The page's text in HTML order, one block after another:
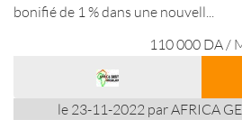
bonifié de 1 % dans une nouvell...
110 000 DA/
le 23-11-2022 par AFRICA